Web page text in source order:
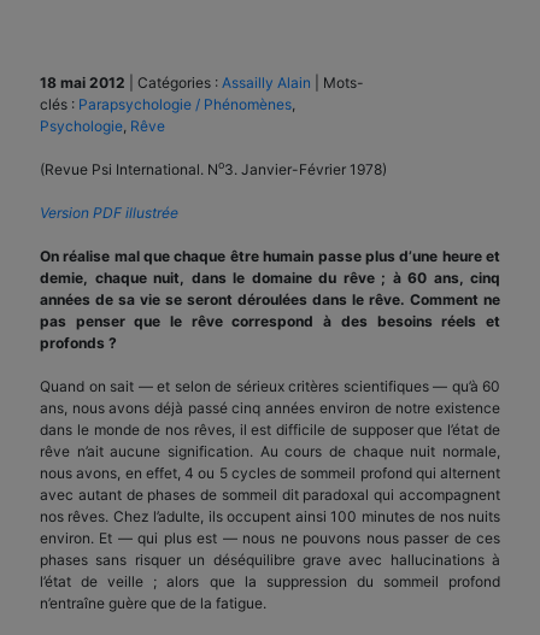
18 mai 2012 Catégories : Assailly Alain
Mots-
clés : Parapsychologie / Phénomènes
Psychologie Rêve
(Revue Psi International. No3. Janvier-Février 1978)
Version PDF illustrée
On réalise mal que chaque être humain passe plus d’une heure et
demie, chaque nuit, dans le domaine du rêve ; à 60 ans, cinq
années de sa vie se seront déroulées dans le rêve. Comment ne
pas penser que le rêve correspond à des besoins réels et
profonds ?
Quand on sait — et selon de sérieux critères scientifiques — qu’à 60
ans, nous avons déjà passé cinq années environ de notre existence
dans le monde de nos rêves, il est difficile de supposer que l’état de
rêve n’ait aucune signification. Au cours de chaque nuit normale,
nous avons, en effet, 4 ou 5 cycles de sommeil profond qui alternent
avec autant de phases de sommeil dit paradoxal qui accompagnent
nos rêves. Chez l’adulte, ils occupent ainsi 100 minutes de nos nuits
environ. Et — qui plus est — nous ne pouvons nous passer de ces
phases sans risquer un déséquilibre grave avec hallucinations à
l’état de veille ; alors que la suppression du sommeil profond
n’entraîne guère que de la fatigue.